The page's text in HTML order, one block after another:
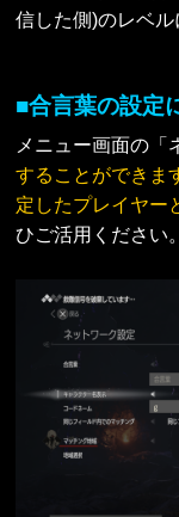
信した側)のレベル
■合言葉の設定
メニュー画面の「
することができま
定したプレイヤー
ひご活用ください。